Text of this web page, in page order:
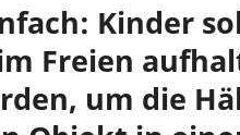
Kinder
Freien
um die